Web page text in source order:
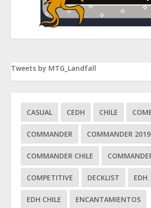
Tweets by MTG_Landfall
CASUAL CEDH CHILE
COMMANDER COMMANDER 2019
COMMANDER CHILE
COMPETITIVE DECKLIST EDH
EDH CHILE ENCANTAMIENTOS